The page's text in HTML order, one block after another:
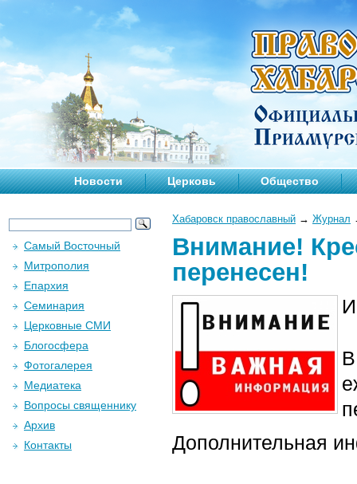
Новости Церковь Общество
Хабаровск православный → Журнал
Внимание!
перенесен!
Дополнительная
Самый Восточный
Митрополия
Епархия
Семинария
Церковные СМИ
Блогосфера
Фотогалерея
Медиатека
Вопросы священнику
Архив
Контакты